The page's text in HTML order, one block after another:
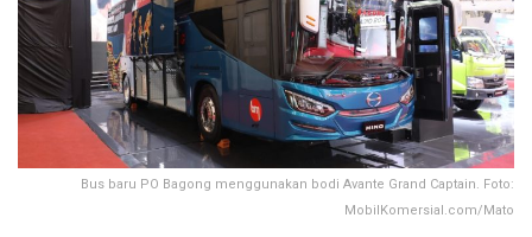
Bus baru PO Bagong menggunakan bodi Avante Grand Captain. Foto:
MobilKomersial.com/Mato